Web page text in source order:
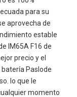
para su
aprovecha de
estable
IM65A F16 de
precio y el
Paslode
lo que le
momento